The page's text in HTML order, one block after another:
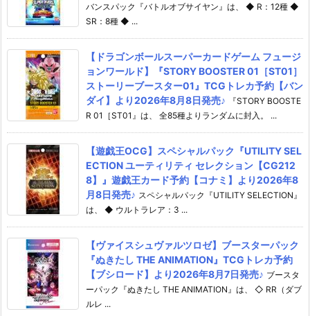
バンスパック『バトルオブサイヤン』は、 ◆ R：12種 ◆
SR：8種 ◆ ...
【ドラゴンボールスーパーカードゲーム フュージ
ョンワールド】『STORY BOOSTER 01［ST01］
ストーリーブースター01』TCGトレカ予約【バン
ダイ】より2026年8月8日発売♪
『STORY BOOSTE
R 01［ST01』は、 全85種よりランダムに封入。 ...
【遊戯王OCG】スペシャルパック『UTILITY SEL
ECTION ユーティリティ セレクション【CG212
8】』遊戯王カード予約【コナミ】より2026年8
月8日発売♪ スペシャルパック『UTILITY SELECTION』
は、 ◆ ウルトラレア：3 ...
【ヴァイスシュヴァルツロゼ】ブースターパック
『ぬきたし THE ANIMATION』TCGトレカ予約
【ブシロード】より2026年8月7日発売♪ ブースタ
ーパック『ぬきたし THE ANIMATION』は、 ◇ RR（ダブ
ルレ ...